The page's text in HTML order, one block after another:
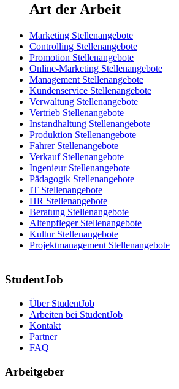
Art der Arbeit
Marketing Stellenangebote
Controlling Stellenangebote
Promotion Stellenangebote
Online-Marketing Stellenangebote
Management Stellenangebote
Kundenservice Stellenangebote
Verwaltung Stellenangebote
Vertrieb Stellenangebote
Instandhaltung Stellenangebote
Produktion Stellenangebote
Fahrer Stellenangebote
Verkauf Stellenangebote
Ingenieur Stellenangebote
Pädagogik Stellenangebote
IT Stellenangebote
HR Stellenangebote
Beratung Stellenangebote
Altenpfleger Stellenangebote
Kultur Stellenangebote
Projektmanagement Stellenangebote
StudentJob
Über StudentJob
Arbeiten bei StudentJob
Kontakt
Partner
FAQ
Arbeitgeber